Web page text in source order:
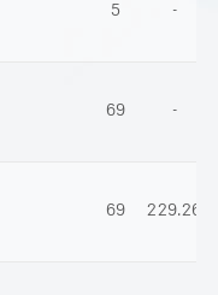
5 -
69 -
69 229.26